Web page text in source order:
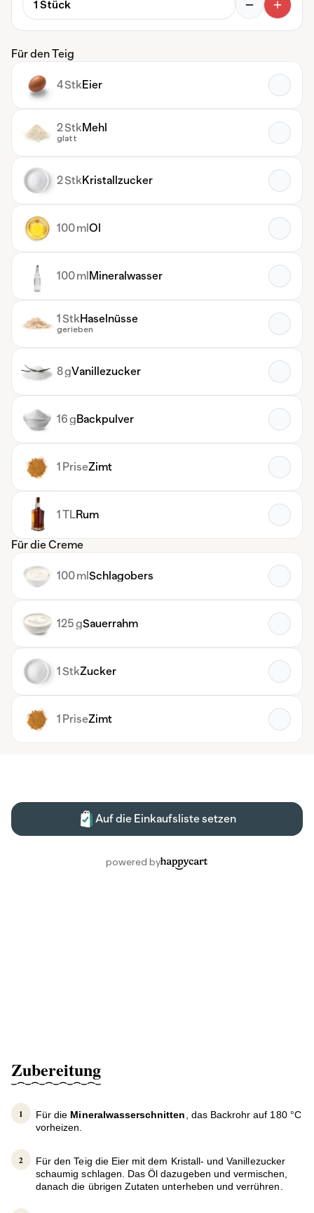
Zubereitung
Für die Mineralwasserschnitten, das Backrohr auf 180 °C
vorheizen.
Für den Teig die Eier mit dem Kristall- und Vanillezucker
schaumig schlagen. Das Öl dazugeben und vermischen,
danach die übrigen Zutaten unterheben und verrühren.